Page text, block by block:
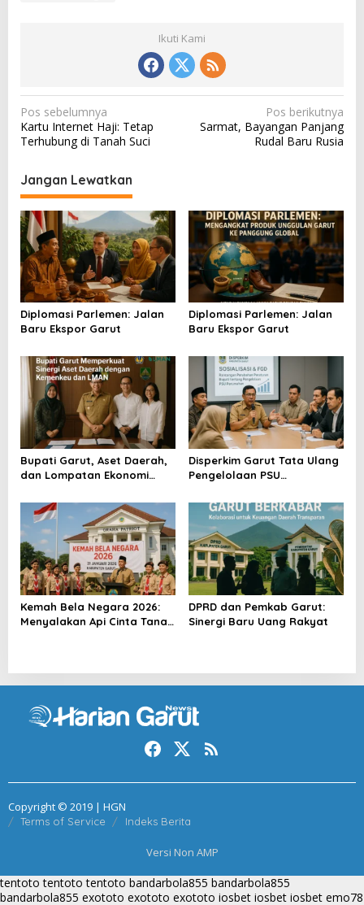
Ikuti Kami
N
a
i
g
a
s
i
p
o
s
Pos sebelumnya
Kartu Internet Haji: Tetap
Terhubung di Tanah Suci
Pos berikutnya
Sarmat, Bayangan Panjang
Rudal Baru Rusia
Jangan Lewatkan
Diplomasi Parlemen: Jalan
Baru Ekspor Garut
Diplomasi Parlemen: Jalan
Baru Ekspor Garut
Bupati Garut, Aset Daerah,
dan Lompatan Ekonomi
Disperkim Garut Tata Ulang
Pengelolaan PSU
Kemah Bela Negara 2026:
Menyalakan Api Cinta Tanah
DPRD dan Pemkab Garut:
Sinergi Baru Uang Rakyat
Copyright © 2019 | HGN
Terms of Service Indeks Berita
Versi Non AMP
tentoto tentoto tentoto bandarbola855 bandarbola855
bandarbola855 exototo exototo exototo iosbet iosbet iosbet emo78